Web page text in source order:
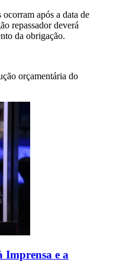
após a data de
repassador deverá
da obrigação.
orçamentária do
Imprensa e a